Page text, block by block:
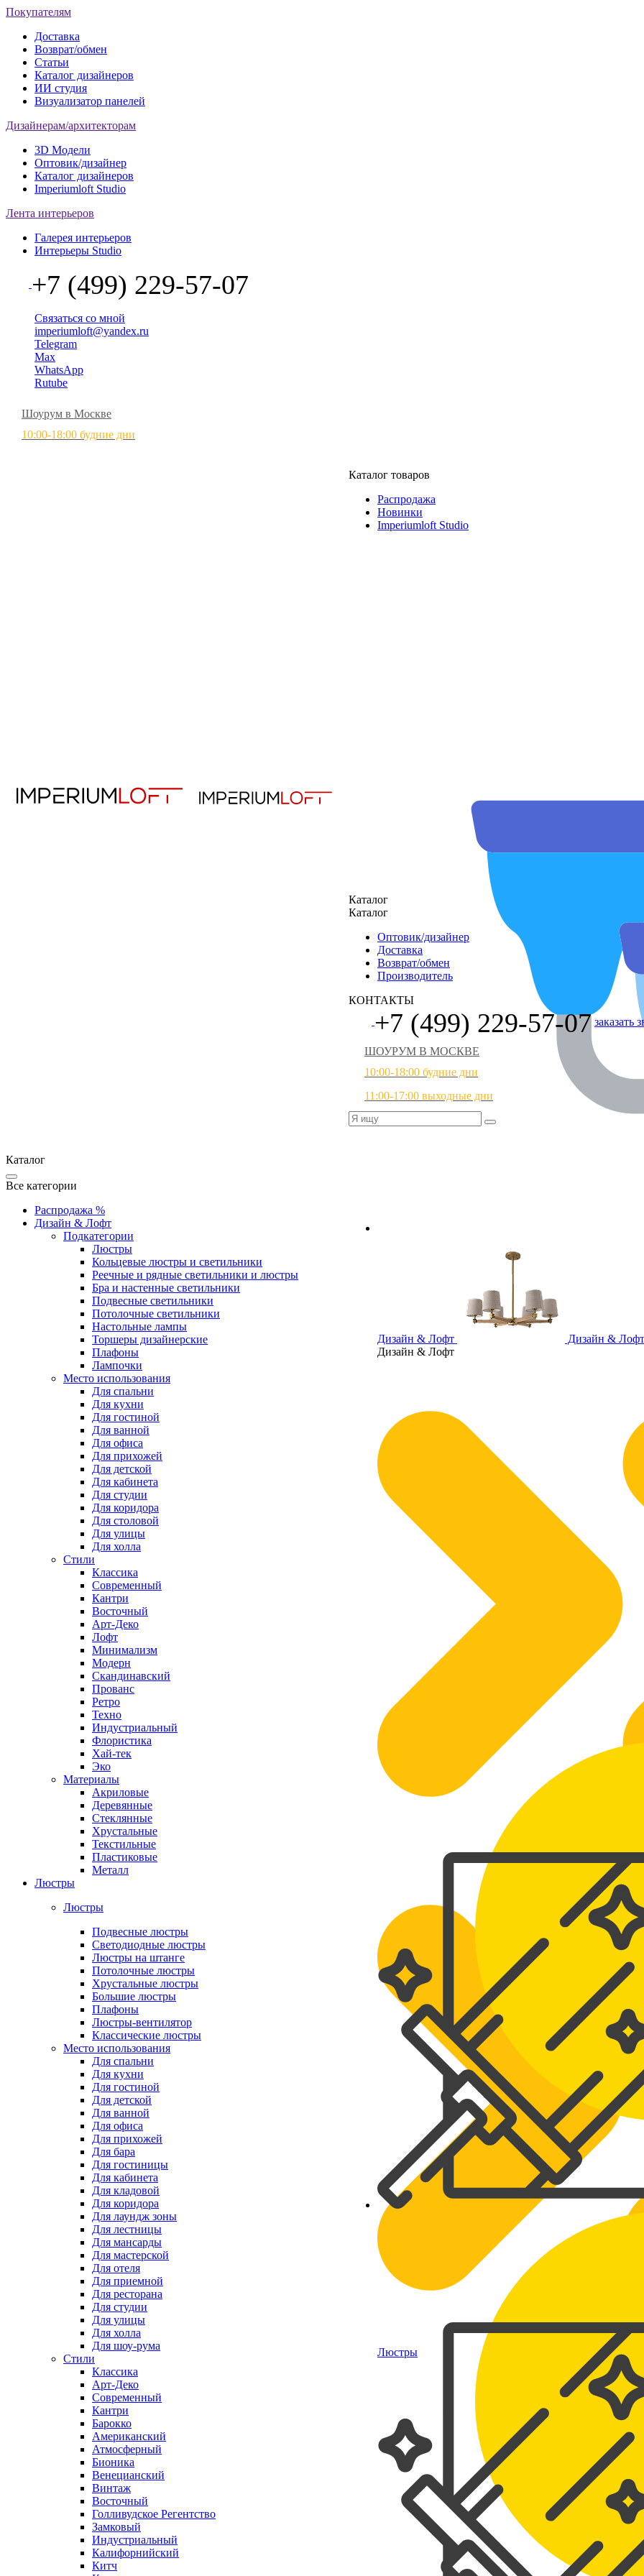
Покупателям
Доставка
Возврат/обмен
Статьи
Каталог дизайнеров
ИИ студия
Визуализатор панелей
Дизайнерам/архитекторам
3D Модели
Оптовик/дизайнер
Каталог дизайнеров
Imperiumloft Studio
Лента интерьеров
Галерея интерьеров
Интерьеры Studio
+7 (499) 229-57-07
Связаться со мной
imperiumloft@yandex.ru
Telegram
Max
WhatsApp
Rutube
Шоурум в Москве
10:00-18:00 будние дни
Каталог товаров
Распродажа
Новинки
Imperiumloft Studio
Дизайн & Лофт
Дизайн & Лофт
Дизайн & Лофт
Люстры
Каталог
Каталог
Оптовик/дизайнер
Доставка
Возврат/обмен
Производитель
КОНТАКТЫ
+7 (499) 229-57-07 заказать
ШОУРУМ В МОСКВЕ
10:00-18:00 будние дни
11:00-17:00 выходные дни
Каталог
Все категории
Распродажа %
Дизайн & Лофт
Подкатегории
Люстры
Кольцевые люстры и светильники
Реечные и рядные светильники и люстры
Бра и настенные светильники
Подвесные светильники
Потолочные светильники
Настольные лампы
Торшеры дизайнерские
Плафоны
Лампочки
Место использования
Для спальни
Для кухни
Для гостиной
Для ванной
Для офиса
Для прихожей
Для детской
Для кабинета
Для студии
Для коридора
Для столовой
Для улицы
Для холла
Стили
Классика
Современный
Кантри
Восточный
Арт-Деко
Лофт
Минимализм
Модерн
Скандинавский
Прованс
Ретро
Техно
Индустриальный
Флористика
Хай-тек
Эко
Материалы
Акриловые
Деревянные
Стеклянные
Хрустальные
Текстильные
Пластиковые
Металл
Люстры
Люстры
Подвесные люстры
Светодиодные люстры
Люстры на штанге
Потолочные люстры
Хрустальные люстры
Большие люстры
Плафоны
Люстры-вентилятор
Классические люстры
Место использования
Для спальни
Для кухни
Для гостиной
Для детской
Для ванной
Для офиса
Для прихожей
Для бара
Для гостиницы
Для кабинета
Для кладовой
Для коридора
Для лаундж зоны
Для лестницы
Для мансарды
Для мастерской
Для отеля
Для приемной
Для ресторана
Для студии
Для улицы
Для холла
Для шоу-рума
Стили
Классика
Арт-Деко
Современный
Кантри
Барокко
Американский
Атмосферный
Бионика
Венецианский
Винтаж
Восточный
Голливудское Регентство
Замковый
Индустриальный
Калифорнийский
Китч